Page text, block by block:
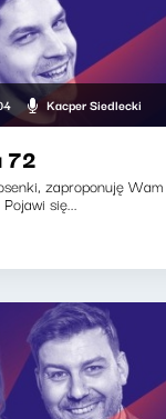
Kacper Siedlecki
72
zaproponuję
się...